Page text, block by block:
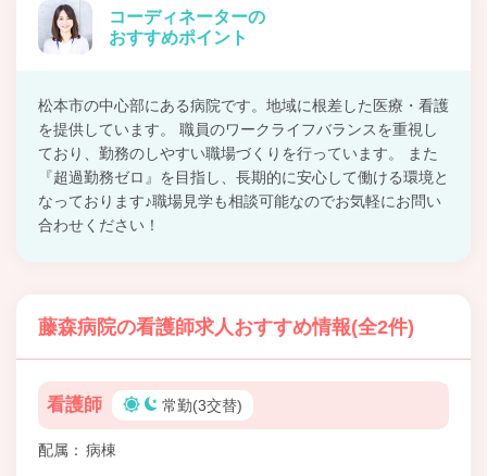
コーディネーターの
おすすめポイント
松本市の中心部にある病院です。地域に根差した医療・看護
を提供しています。 職員のワークライフバランスを重視し
ており、勤務のしやすい職場づくりを行っています。 また
『超過勤務ゼロ』を目指し、長期的に安心して働ける環境と
なっております♪職場見学も相談可能なのでお気軽にお問い
合わせください！
藤森病院の看護師求人おすすめ情報(全2件)
看護師 常勤(3交替)
配属 病棟